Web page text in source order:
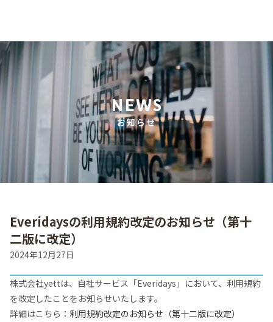
NEWS
お知らせ
Everidaysの利用規約改定のお知らせ（第十
二版に改定）
2024年12月27日
株式会社yettは、自社サービス「Everidays」において、利用規約
を改定したことをお知らせいたします。
詳細はこちら： 利用規約改定のお知らせ（第十二版に改定）